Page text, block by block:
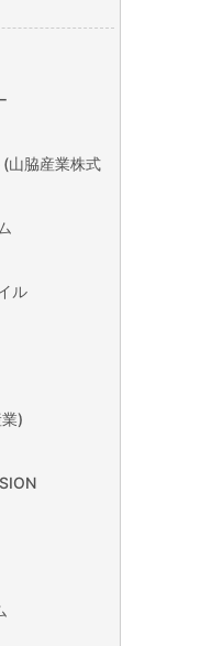
山脇産業株式
ル
)